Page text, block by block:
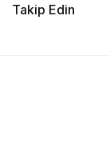
Takip Edin